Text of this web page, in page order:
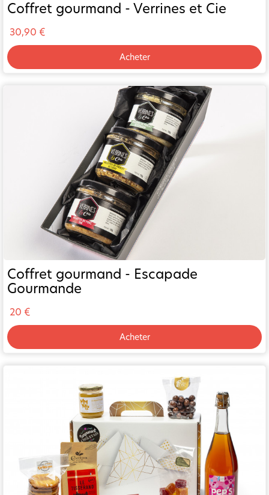
Coffret gourmand - Verrines et Cie
30,90 €
Acheter
Coffret gourmand - Escapade
Gourmande
20 €
Acheter